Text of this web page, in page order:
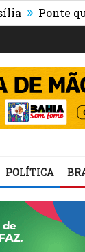
Ponte que
POLÍTICA